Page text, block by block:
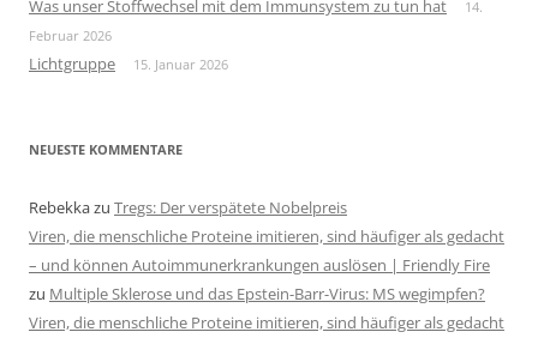
Was unser Stoffwechsel mit dem Immunsystem zu tun hat
14.
Februar 2026
Lichtgruppe 15. Januar 2026
NEUESTE KOMMENTARE
Rebekkazu Tregs: Der verspätete Nobelpreis
Viren, die menschliche Proteine imitieren, sind häufiger als gedacht
– und können Autoimmunerkrankungen auslösen | Friendly Fire
zu Multiple Sklerose und das Epstein-Barr-Virus: MS wegimpfen?
Viren, die menschliche Proteine imitieren, sind häufiger als gedacht